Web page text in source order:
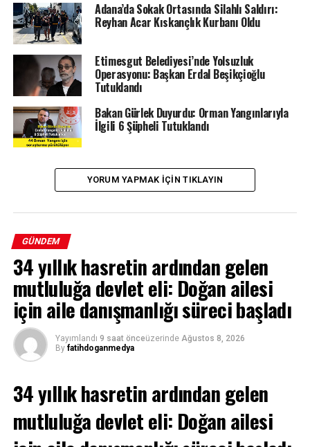
Adana’da Sokak Ortasında Silahlı Saldırı:
Reyhan Acar Kıskançlık Kurbanı Oldu
Etimesgut Belediyesi’nde Yolsuzluk
Operasyonu: Başkan Erdal Beşikçioğlu
Tutuklandı
Bakan Gürlek Duyurdu: Orman Yangınlarıyla
İlgili 6 Şüpheli Tutuklandı
YORUM YAPMAK IÇIN TIKLAYIN
GÜNDEM
34 yıllık hasretin ardından gelen
mutluluğa devlet eli: Doğan ailesi
için aile danışmanlığı süreci başladı
Yayımlandı 9 saat önceüzerinde Ağustos 8, 2026
By fatihdoganmedya
34 yıllık hasretin ardından gelen
mutluluğa devlet eli: Doğan ailesi